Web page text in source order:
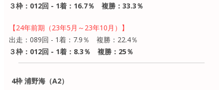
３枠：012回 - 1着：16.7％ 複勝：33.3％
【24年前期（23年5月～23年10月）】
出走：089回 - 1着：7.9％ 複勝：22.4％
３枠：012回 - 1着：8.3％ 複勝：25％
4枠 浦野海（A2）